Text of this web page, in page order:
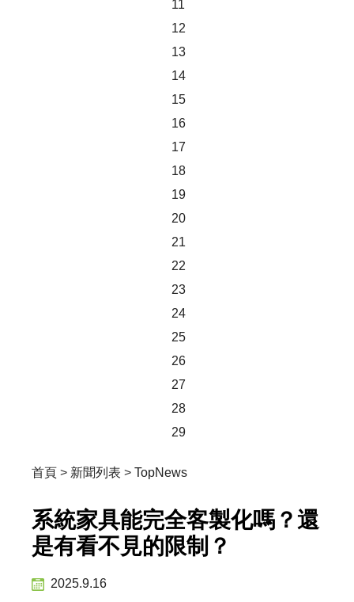
11
12
13
14
15
16
17
18
19
20
21
22
23
24
25
26
27
28
29
首頁 > 新聞列表 > TopNews
系統家具能完全客製化嗎？還
是有看不見的限制？
2025.9.16